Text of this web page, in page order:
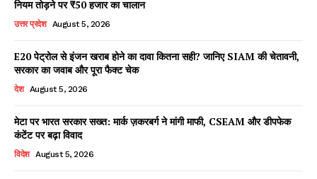
Facebook
X WhatsApp
Read Latest News on AIN
नियम तोड़ने पर ₹50 हजार का चालान
उत्तर प्रदेश August 5, 2026
E20 पेट्रोल से इंजन खराब होने का दावा कितना सही? जानिए SIAM की चेतावनी,
सरकार का जवाब और पूरा फैक्ट चेक
देश August 5, 2026
मेटा पर भारत सरकार सख्त: मार्क ज़करबर्ग ने मांगी माफी, CSEAM और डीपफेक
कंटेंट पर बढ़ा विवाद
विदेश August 5, 2026